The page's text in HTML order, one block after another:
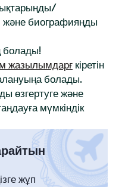
және биографияңды
болады!
жазылымдарғ кіретін
болады.
өзгертуге және
мүмкіндік
жұп